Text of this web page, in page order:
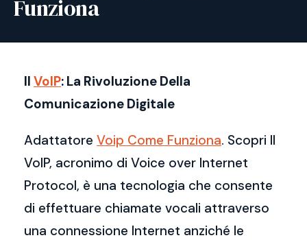
Funziona
Il VoIP: La Rivoluzione Della
Comunicazione Digitale
Adattatore Voip Come Funziona. Scopri Il
VoIP, acronimo di Voice over Internet
Protocol, è una tecnologia che consente
di effettuare chiamate vocali attraverso
una connessione Internet anziché le